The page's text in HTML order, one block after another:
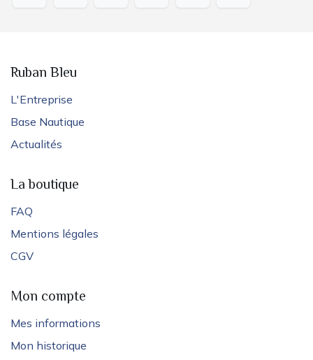
Ruban Bleu
L'Entreprise
Base Nautique
Actualités
La boutique
FAQ
Mentions légales
CGV
Mon compte
Mes informations
Mon historique